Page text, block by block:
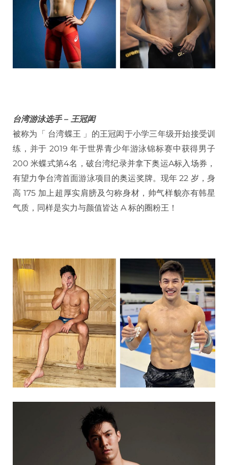
台湾游泳选手 – 王冠闳
被称为「 台湾蝶王 」的王冠闳于小学三年级开始接受训
练，并于 2019 年于世界青少年游泳锦标赛中获得男子
200 米蝶式第4名，破台湾纪录并拿下奥运A标入场券，
有望力争台湾首面游泳项目的奥运奖牌。现年 22 岁，身
高 175 加上超厚实肩膀及匀称身材，帅气样貌亦有韩星
气质，同样是实力与颜值皆达 A 标的圈粉王！